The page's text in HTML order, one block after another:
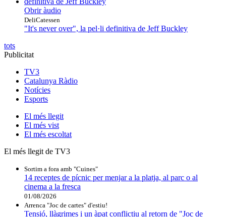
Obrir àudio
DeliCatessen
"It's never over", la pel·li definitiva de Jeff Buckley
tots
Publicitat
TV3
Catalunya Ràdio
Notícies
Esports
El més llegit
El més vist
El més escoltat
El més llegit de TV3
Sortim a fora amb "Cuines"
14 receptes de pícnic per menjar a la platja, al parc o al
cinema a la fresca
01/08/2026
Arrenca "Joc de cartes" d'estiu!
Tensió, llàgrimes i un àpat conflictiu al retorn de "Joc de